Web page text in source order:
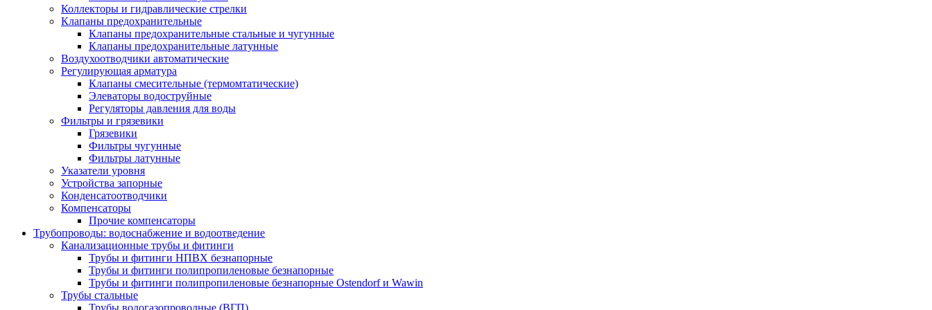
Коллекторы и гидравлические стрелки
Клапаны предохранительные
Клапаны предохранительные стальные и чугунные
Клапаны предохранительные латунные
Воздухоотводчики автоматические
Регулирующая арматура
Клапаны смесительные (термомтатические)
Элеваторы водоструйные
Регуляторы давления для воды
Фильтры и грязевики
Грязевики
Фильтры чугунные
Фильтры латунные
Указатели уровня
Устройства запорные
Конденсатоотводчики
Компенсаторы
Прочие компенсаторы
Трубопроводы: водоснабжение и водоотведение
Канализационные трубы и фитинги
Трубы и фитинги НПВХ безнапорные
Трубы и фитинги полипропиленовые безнапорные
Трубы и фитинги полипропиленовые безнапорные Ostendorf и Wawin
Трубы стальные
Трубы водогазопроводные (ВГП)